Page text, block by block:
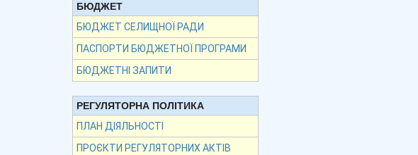
БЮДЖЕТ
БЮДЖЕТ СЕЛИЩНОЇ РАДИ
ПАСПОРТИ БЮДЖЕТНОЇ ПРОГРАМИ
БЮДЖЕТНІ ЗАПИТИ
РЕГУЛЯТОРНА ПОЛІТИКА
ПЛАН ДІЯЛЬНОСТІ
ПРОЄКТИ РЕГУЛЯТОРНИХ АКТІВ